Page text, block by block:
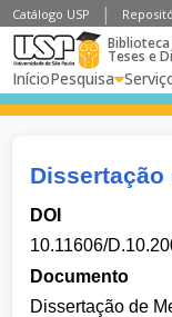
Catálogo USP
Teses e
InícioPesquisa
Dissertação
DOI
10.11606/
Documento
Dissertação de